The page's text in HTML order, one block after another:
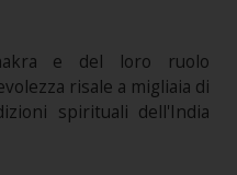
e del loro ruolo
risale a migliaia di
spirituali dell'India